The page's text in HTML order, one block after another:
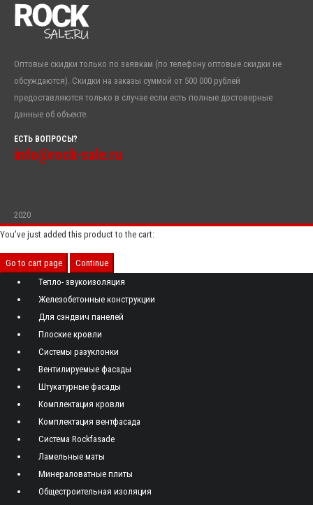
Оптовые скидки только по заявкам (по телефону оптовые скидки не
обсуждаются). Скидки на заказы суммой от 500 000 рублей
предоставляются только в случае если есть полные достоверные
данные об объекте.
ЕСТЬ ВОПРОСЫ?
info@rock-sale.ru
2020
You've just added this product to the cart:
Go to cart page
Continue
Тепло- звукоизоляция
Железобетонные конструкции
Для сэндвич панелей
Плоские кровли
Системы разуклонки
Вентилируемые фасады
Штукатурные фасады
Комплектация кровли
Комплектация вентфасада
Система Rockfasade
Ламельные маты
Минераловатные плиты
Общестроительная изоляция